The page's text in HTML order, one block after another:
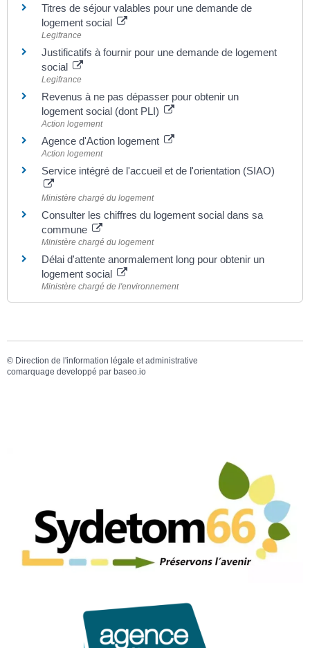
Titres de séjour valables pour une demande de
logement social
Legifrance
Justificatifs à fournir pour une demande de logement
social
Legifrance
Revenus à ne pas dépasser pour obtenir un
logement social (dont PLI)
Action logement
Agence d'Action logement
Action logement
Service intégré de l'accueil et de l'orientation (SIAO)
Ministère chargé du logement
Consulter les chiffres du logement social dans sa
commune
Ministère chargé du logement
Délai d'attente anormalement long pour obtenir un
logement social
Ministère chargé de l'environnement
© Direction de l'information légale et administrative
comarquage developpé par baseo.io